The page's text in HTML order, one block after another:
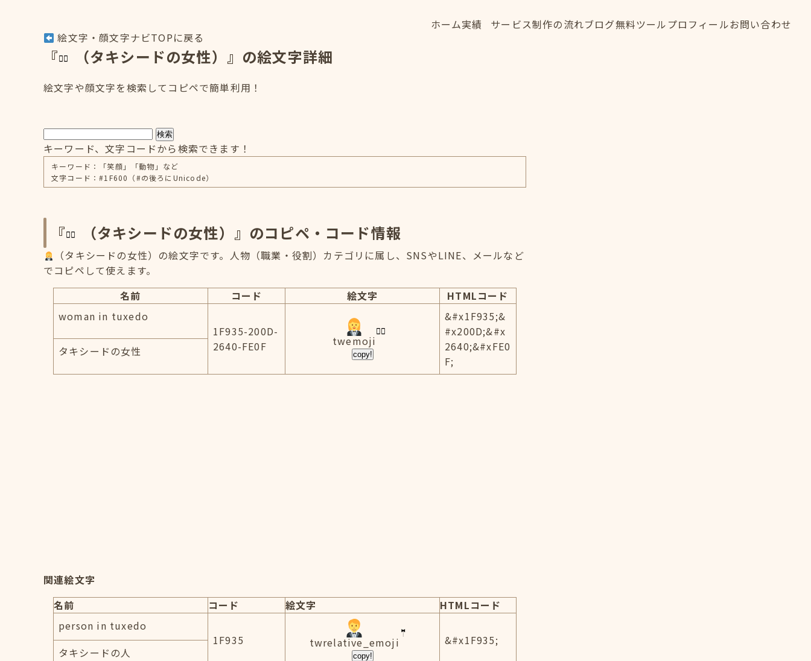
ホーム実績
サービス制作の流れブログ無料ツール プロフィールお問い合わせ
絵文字・顔文字ナビTOPに戻る
『 （タキシードの女性）』の絵文字詳細
絵文字や顔文字を検索してコピペで簡単利用！
検索
キーワード、文字コードから検索できます！
キーワード：「笑顔」「動物」など
文字コード：#1F600（#の後ろにUnicode）
『 （タキシードの女性）』のコピペ・コード情報
（タキシードの女性）の絵文字です。人物（職業・役割）カテゴリに属し、SNSやLINE、メールなど
でコピペして使えます。
名前
コード 絵文字
HTMLコード
woman in tuxedo
1F935-200D-
2640-FE0F
twemoji
copy!
&#x1F935;&
#x200D;&#x
2640;&#xFE0
F;
タキシードの女性
関連絵文字
名前
コード 絵文字
HTMLコード
person in tuxedo
1F935
twrelative_emoji
copy!
&#x1F935;
タキシードの人